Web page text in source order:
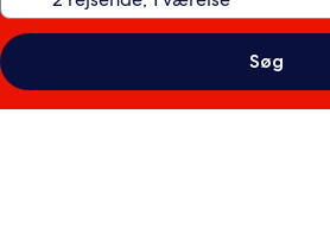
Søg